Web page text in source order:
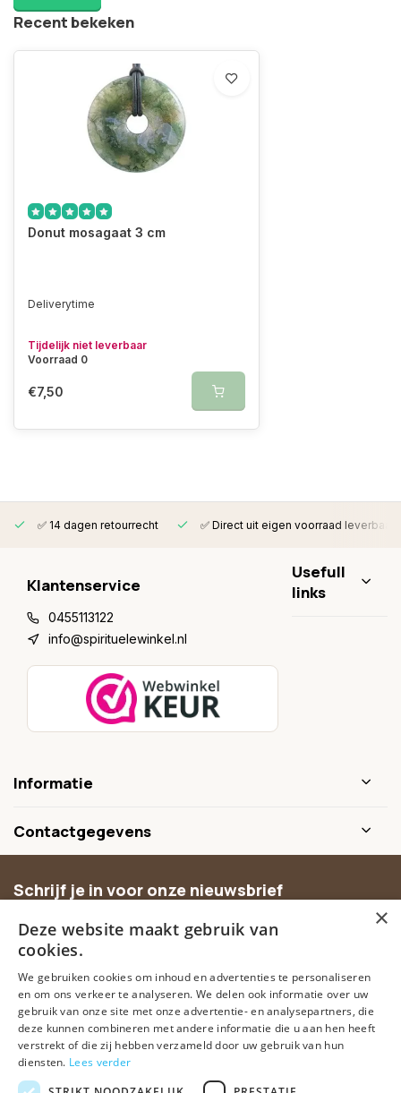
Recent bekeken
Donut mosagaat 3 cm
Deliverytime
Tijdelijk niet leverbaar
Voorraad 0
€7,50
✅ 14 dagen retourrecht ✅ Direct uit eigen voorraad leverbaar
Klantenservice
0455113122
info@spirituelewinkel.nl
Usefull
links
Informatie
Contactgegevens
Schrijf je in voor onze nieuwsbrief
aanbiedingen.
Abonneer
×
Deze website maakt gebruik van
cookies.
We gebruiken cookies om inhoud en advertenties te personaliseren
en om ons verkeer te analyseren. We delen ook informatie over uw
gebruik van onze site met onze advertentie- en analysepartners, die
deze kunnen combineren met andere informatie die u aan hen heeft
verstrekt of die zij hebben verzameld door uw gebruik van hun
diensten. Lees verder